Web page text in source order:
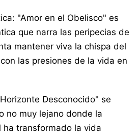
"Amor en el Obelisco" es
que narra las peripecias de
mantener viva la chispa del
las presiones de la vida en
Desconocido" se
no muy lejano donde la
transformado la vida